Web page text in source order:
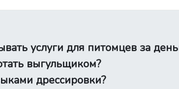
услуги для питомцев за
выгульщиком?
дрессировки?